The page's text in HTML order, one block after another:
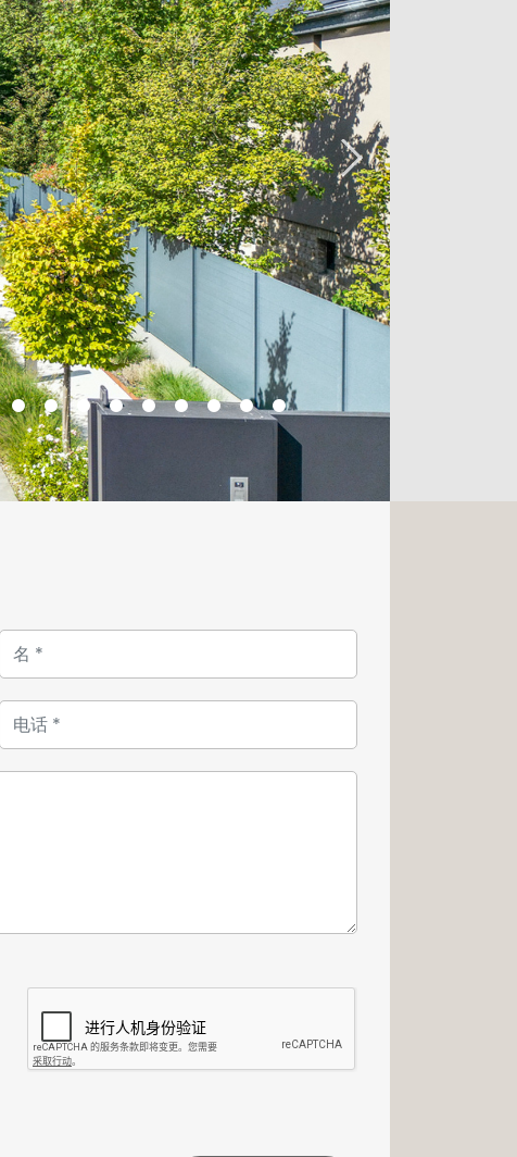
étages supérieures. Au premier, vous
chambres à coucher avec
avec terrasse privative. Vous y
un beau bureau, une buanderie ainsi
plein Sud.
au deuxième étage. Sublime, elle offre
baies vitrées de la terrasse privative:
Une salle de bains et un dressing
d'un sublime espace aménagé pour
une salle de relaxation, une
un vestiaire avec toilettes.
également d'un garage fermé pour 3
extérieurs.
ou pour effectuer une visite,